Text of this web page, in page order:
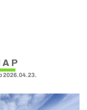
2026.04.23.